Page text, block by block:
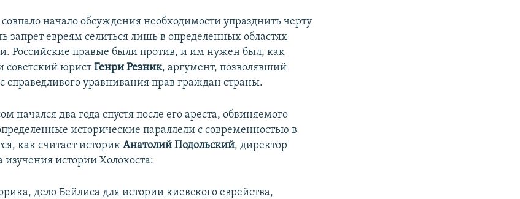
начало обсуждения необходимости упразднить черту
запрет евреям селиться лишь в определенных областях
Российские правые были против, и им нужен был, как
советский юристГенри Резник, аргумент, позволявший
справедливого уравнивания прав граждан страны.
начался два года спустя после его ареста, обвиняемого
исторические параллели с современностью в
как считает историкАнатолий Подольский, директор
изучения истории Холокоста:
дело Бейлиса для истории киевского еврейства,